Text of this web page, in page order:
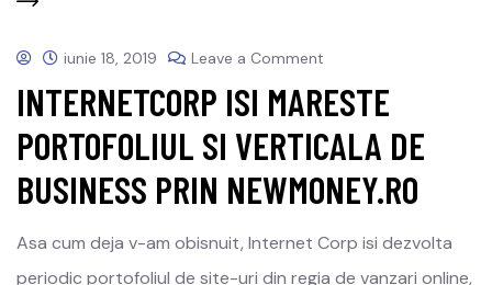
iunie 18, 2019 Leave a Comment
INTERNETCORP ISI MARESTE
PORTOFOLIUL SI VERTICALA DE
BUSINESS PRIN NEWMONEY.RO
Asa cum deja v-am obisnuit, Internet Corp isi dezvolta
periodic portofoliul de site-uri din regia de vanzari online,